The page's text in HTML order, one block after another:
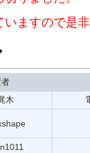
ますので是
木